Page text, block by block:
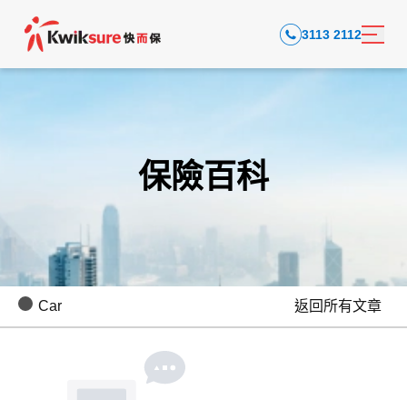
3113 2112
保險百科
Car 返回所有文章